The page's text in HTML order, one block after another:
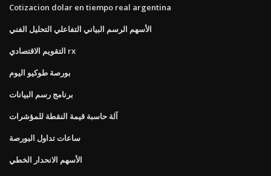
Cotizacion dolar en tiempo real argentina
الأسهم الرسم البياني التفاعلي التحليل الفني
التقويم الاقتصادي rx
بورصة طوكيو اليوم
برنامج رسم البيانات
آلة حاسبة قيمة النقطة للمؤشرات
ساعات تداول البورصة
الأسهم الانحدار الخطي